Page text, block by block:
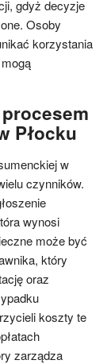
gdyż decyzje
Osoby
korzystania
Płocku
w
czynników.
wynosi
może być
który
oraz
koszty te
zarządza